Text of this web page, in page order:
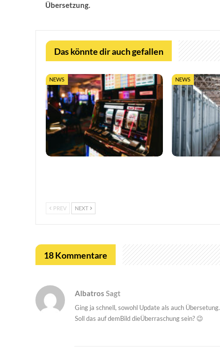
Übersetzung.
Das könnte dir auch gefallen
NEWS NEWS
PREV NEXT
18 Kommentare
Albatros Sagt
Ging ja schnell, sowohl Update als auch Übersetung.
Soll das auf demBild dieÜberraschung sein? 😉